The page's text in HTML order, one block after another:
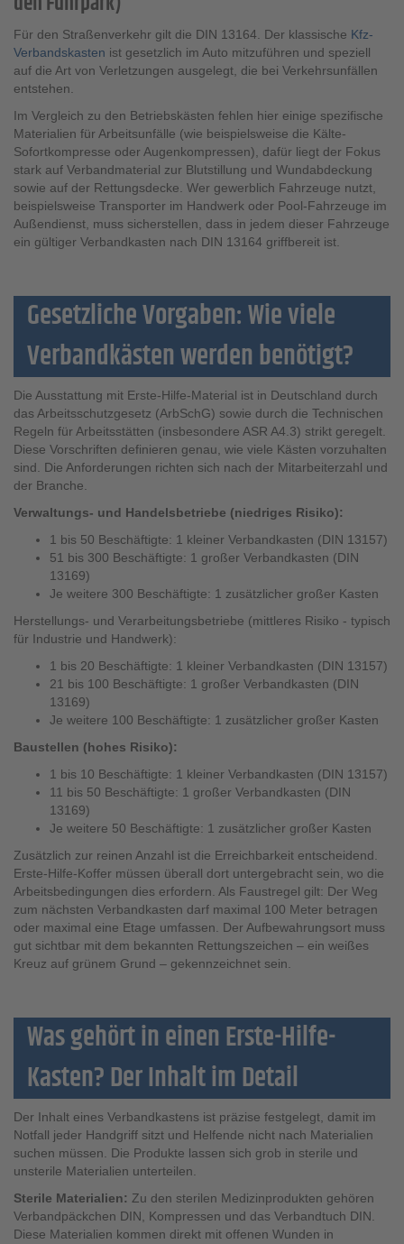
Für den Straßenverkehr gilt die DIN 13164. Der klassische Kfz-
Verbandskasten ist gesetzlich im Auto mitzuführen und speziell
auf die Art von Verletzungen ausgelegt, die bei Verkehrsunfällen
entstehen.
Im Vergleich zu den Betriebskästen fehlen hier einige spezifische
Materialien für Arbeitsunfälle (wie beispielsweise die Kälte-
Sofortkompresse oder Augenkompressen), dafür liegt der Fokus
stark auf Verbandmaterial zur Blutstillung und Wundabdeckung
sowie auf der Rettungsdecke. Wer gewerblich Fahrzeuge nutzt,
beispielsweise Transporter im Handwerk oder Pool-Fahrzeuge im
Außendienst, muss sicherstellen, dass in jedem dieser Fahrzeuge
ein gültiger Verbandkasten nach DIN 13164 griffbereit ist.
Gesetzliche Vorgaben: Wie viele
Verbandkästen werden benötigt?
Die Ausstattung mit Erste-Hilfe-Material ist in Deutschland durch
das Arbeitsschutzgesetz (ArbSchG) sowie durch die Technischen
Regeln für Arbeitsstätten (insbesondere ASR A4.3) strikt geregelt.
Diese Vorschriften definieren genau, wie viele Kästen vorzuhalten
sind. Die Anforderungen richten sich nach der Mitarbeiterzahl und
der Branche.
Verwaltungs- und Handelsbetriebe (niedriges Risiko):
1 bis 50 Beschäftigte: 1 kleiner Verbandkasten (DIN 13157)
51 bis 300 Beschäftigte: 1 großer Verbandkasten (DIN
13169)
Je weitere 300 Beschäftigte: 1 zusätzlicher großer Kasten
Herstellungs- und Verarbeitungsbetriebe (mittleres Risiko - typisch
für Industrie und Handwerk):
1 bis 20 Beschäftigte: 1 kleiner Verbandkasten (DIN 13157)
21 bis 100 Beschäftigte: 1 großer Verbandkasten (DIN
13169)
Je weitere 100 Beschäftigte: 1 zusätzlicher großer Kasten
Baustellen (hohes Risiko):
1 bis 10 Beschäftigte: 1 kleiner Verbandkasten (DIN 13157)
11 bis 50 Beschäftigte: 1 großer Verbandkasten (DIN
13169)
Je weitere 50 Beschäftigte: 1 zusätzlicher großer Kasten
Zusätzlich zur reinen Anzahl ist die Erreichbarkeit entscheidend.
Erste-Hilfe-Koffer müssen überall dort untergebracht sein, wo die
Arbeitsbedingungen dies erfordern. Als Faustregel gilt: Der Weg
zum nächsten Verbandkasten darf maximal 100 Meter betragen
oder maximal eine Etage umfassen. Der Aufbewahrungsort muss
gut sichtbar mit dem bekannten Rettungszeichen – ein weißes
Kreuz auf grünem Grund – gekennzeichnet sein.
Was gehört in einen Erste-Hilfe-
Kasten? Der Inhalt im Detail
Der Inhalt eines Verbandkastens ist präzise festgelegt, damit im
Notfall jeder Handgriff sitzt und Helfende nicht nach Materialien
suchen müssen. Die Produkte lassen sich grob in sterile und
unsterile Materialien unterteilen.
Sterile Materialien: Zu den sterilen Medizinprodukten gehören
Verbandpäckchen DIN, Kompressen und das Verbandtuch DIN.
Diese Materialien kommen direkt mit offenen Wunden in